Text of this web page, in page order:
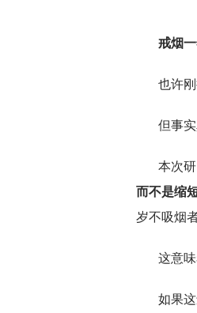
戒烟
也许
但事
本次
而不是缩
岁不吸烟
这意
如果